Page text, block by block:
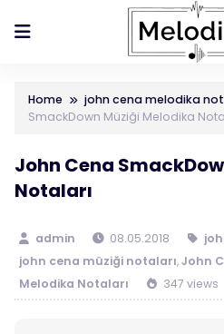
Home john cena melodika
SmackDown Müziği Melodika
John Cena
Notaları
admin 08.05.2018
john cena müziği notaları,John
Melodika Notaları
347 views